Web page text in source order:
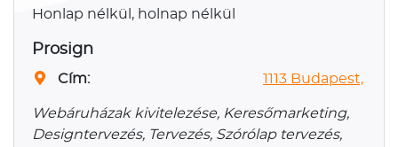
Honlap nélkül, holnap nélkül
Prosign
Cím: 1113 Budapest,
Webáruházak kivitelezése, Keresőmarketing,
Designtervezés, Tervezés, Szórólap tervezés,